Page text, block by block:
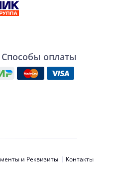
Способы оплаты
и Реквизиты Контакты